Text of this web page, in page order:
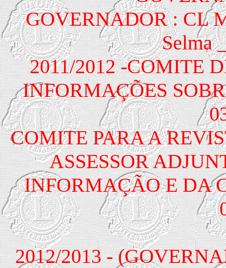
GOVERNADOR : CL
Selma
2011/2012 -COMITE
INFORMAÇÕES
COMITE PARA A
ASSESSOR
INFORMAÇÃO E DA
2012/2013 -